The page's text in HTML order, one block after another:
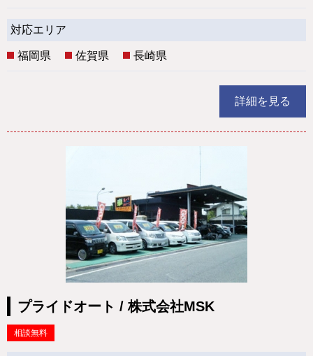
対応エリア
福岡県 佐賀県 長崎県
詳細を見る
プライドオート / 株式会社MSK
相談無料